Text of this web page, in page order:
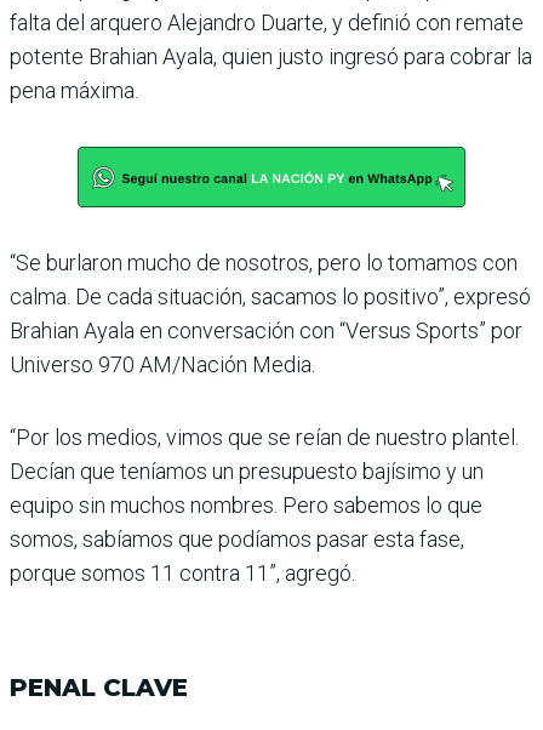
falta del arquero Alejandro Duarte, y definió con remate
potente Brahian Ayala, quien justo ingresó para cobrar la
pena máxima.
“Se burlaron mucho de noso­tros, pero lo tomamos con
calma. De cada situación, saca­mos lo positivo”, expresó
Bra­hian Ayala en conversación con “Versus Sports” por
Uni­verso 970 AM/Nación Media.
“Por los medios, vimos que se reían de nuestro plan­tel.
Decían que teníamos un presupuesto bajísimo y un
equipo sin muchos nom­bres. Pero sabemos lo que
somos, sabíamos que podía­mos pasar esta fase,
porque somos 11 contra 11”, agregó.
PENAL CLAVE